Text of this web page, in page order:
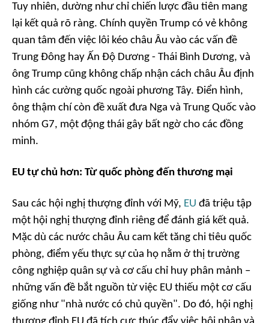
Tuy nhiên, dường như chỉ chiến lược đầu tiên mang
lại kết quả rõ ràng. Chính quyền Trump có vẻ không
quan tâm đến việc lôi kéo châu Âu vào các vấn đề
Trung Đông hay Ấn Độ Dương - Thái Bình Dương, và
ông Trump cũng không chấp nhận cách châu Âu định
hình các cường quốc ngoài phương Tây. Điển hình,
ông thậm chí còn đề xuất đưa Nga và Trung Quốc vào
nhóm G7, một động thái gây bất ngờ cho các đồng
minh.
EU tự chủ hơn: Từ quốc phòng đến thương mại
Sau các hội nghị thượng đỉnh với Mỹ, EU đã triệu tập
một hội nghị thượng đỉnh riêng để đánh giá kết quả.
Mặc dù các nước châu Âu cam kết tăng chi tiêu quốc
phòng, điểm yếu thực sự của họ nằm ở thị trường
công nghiệp quân sự và cơ cấu chỉ huy phân mảnh –
những vấn đề bắt nguồn từ việc EU thiếu một cơ cấu
giống như "nhà nước có chủ quyền". Do đó, hội nghị